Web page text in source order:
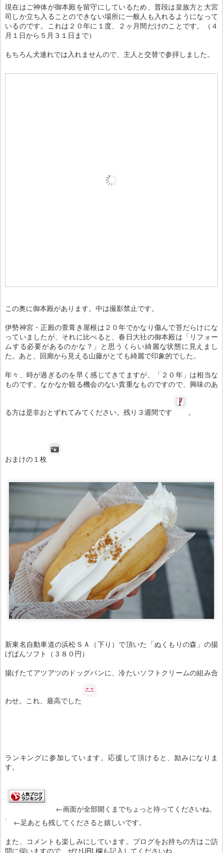
現在はご神体が御本殿を留守にしているため、普段は皇族方と大宮
司しか立ち入ることのできない場所に一般人も入れるようになって
いるのです。これは２０年に１度、２ヶ月間だけのことです。（４
月１日から５月３１日まで）
もちろん犬連れでは入れませんので、主人と交替で参拝しました。
この奥に御本殿があります。中は撮影禁止です。
伊勢神宮・正殿の萱葺き屋根は２０年でかなり傷んで苔だらけにな
っていましたが、それに比べると、春日大社の御本殿は「リフォー
ムする必要があるのかな？」と思うくらい綺麗な状態に見えまし
た。あと、回廊から見える山藤がとても綺麗で印象的でした。
年々、時が過ぎるのを早く感じてきてますが、「２０年」は相当な
ものです。なかなか観る機会のない貴重なものですので、興味のあ
る方は是非おとずれてみてください。残り３週間です 。
おまけの１枚
新東名自動車道の浜松ＳＡ（下り）で頂いた「ぬくもりの森」の揚
げぱんソフト（３８０円）
揚げたてアツアツのドッグパンに、冷たいソフトクリームの組み合
わせ。これ、最高でした
ランキングに参加しています。応援して頂けると、励みになりま
す。
←画面が全部開くまでちょっと待ってくださいね。
←足あとも残してくださると嬉しいです。
また、コメントも楽しみにしています。ブログをお持ちの方はご訪
問に伺いますので、ぜひURL欄も記入してくださいね。